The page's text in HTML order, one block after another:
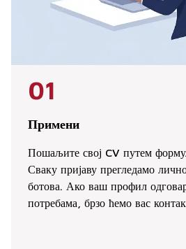
01
Примени
Пошаљите свој CV путем
Сваку пријаву прегледамо
ботова. Ако ваш профил
потребама, брзо ћемо вас